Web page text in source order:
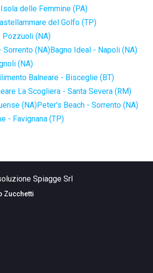
delle Femmine (PA)
del Golfo (TP)
Pozzuoli (NA)
Sorrento (NA)Bagno Ideal - Napoli (NA)
(NA)
Balneare - Bisceglie (BT)
La Scogliera - Santa Severa (RM)
(NA)Peter's Beach - Sorrento (NA)
- Favignana (TP)
Spiagge Srl
Zucchetti